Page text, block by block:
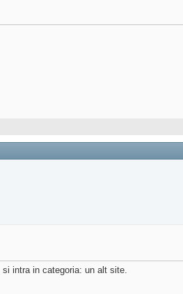
intra in categoria: un alt site.